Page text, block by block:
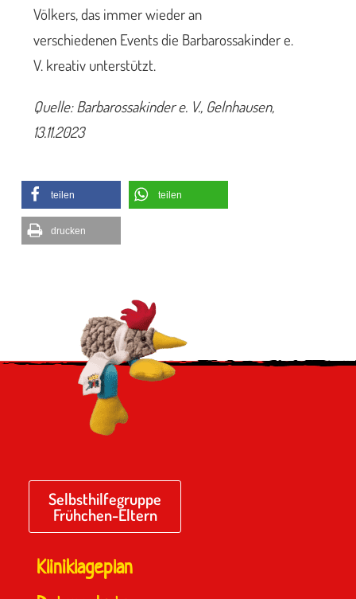
Völkers, das immer wieder an
verschiedenen Events die Barbarossakinder e.
V. kreativ unterstützt.
Quelle: Barbarossakinder e. V., Gelnhausen,
13.11.2023
teilen teilen
drucken
Selbsthilfegruppe
Frühchen-Eltern
Kliniklageplan